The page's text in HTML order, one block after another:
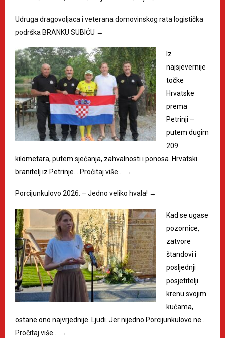
Udruga dragovoljaca i veterana domovinskog rata logistička
podrška BRANKU SUBIĆU →
Iz
najsjevernije
točke
Hrvatske
prema
Petrinji –
putem dugim
209
kilometara, putem sjećanja, zahvalnosti i ponosa. Hrvatski
branitelj iz Petrinje…
Pročitaj više… →
Porcijunkulovo 2026. – Jedno veliko hvala! →
Kad se ugase
pozornice,
zatvore
štandovi i
posljednji
posjetitelji
krenu svojim
kućama,
ostane ono najvrjednije. Ljudi. Jer nijedno Porcijunkulovo ne…
Pročitaj više…
→